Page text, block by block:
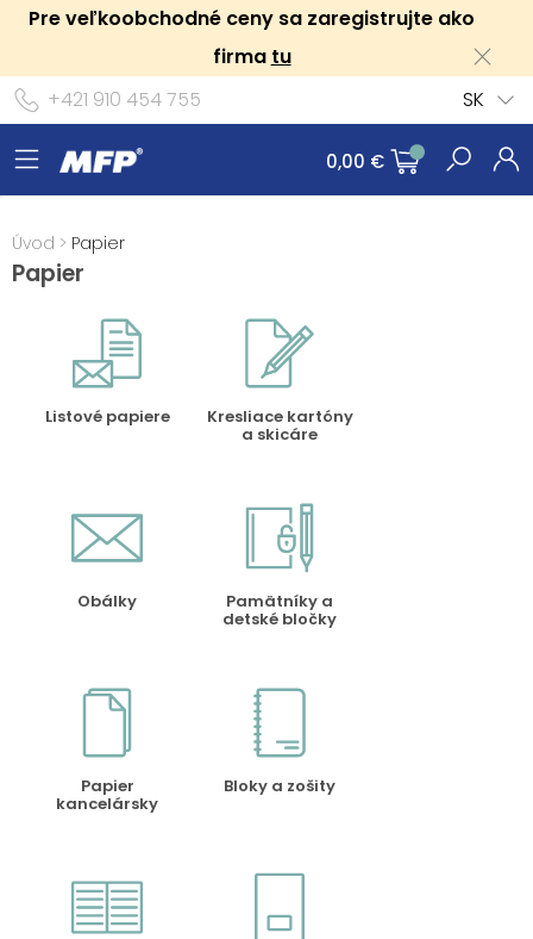
Pre veľkoobchodné ceny sa zaregistrujte ako
firma tu
+421 910 454 755
SK
0,00 €
Úvod > Papier
Papier
Listové papiere Kresliace kartóny
a skicáre
Obálky Pamätníky a
detské bločky
Papier
kancelársky
Bloky a zošity